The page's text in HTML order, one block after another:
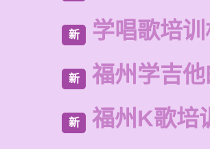
新 学唱歌培
新 福州学吉
新 福州K歌培